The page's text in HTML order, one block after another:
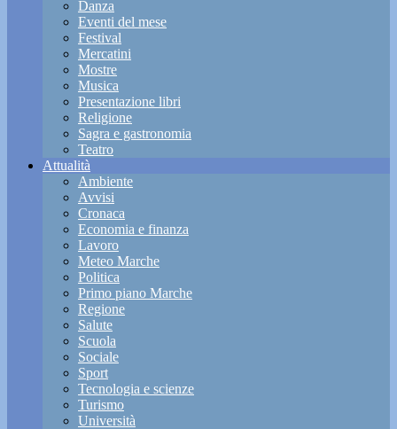
Danza
Eventi del mese
Festival
Mercatini
Mostre
Musica
Presentazione libri
Religione
Sagra e gastronomia
Teatro
Attualità
Ambiente
Avvisi
Cronaca
Economia e finanza
Lavoro
Meteo Marche
Politica
Primo piano Marche
Regione
Salute
Scuola
Sociale
Sport
Tecnologia e scienze
Turismo
Università